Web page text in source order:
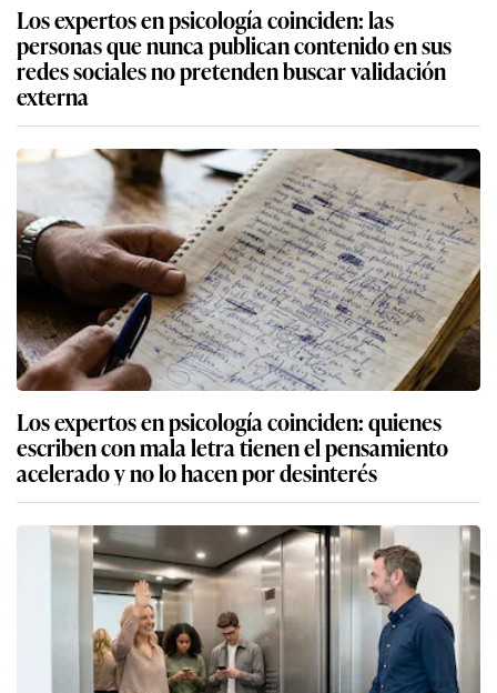
Los expertos en psicología coinciden: las
personas que nunca publican contenido en sus
redes sociales no pretenden buscar validación
externa
Los expertos en psicología coinciden: quienes
escriben con mala letra tienen el pensamiento
acelerado y no lo hacen por desinterés